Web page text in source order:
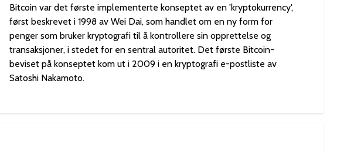
Bitcoin var det første implementerte konseptet av en 'kryptokurrency',
først beskrevet i 1998 av Wei Dai, som handlet om en ny form for
penger som bruker kryptografi til å kontrollere sin opprettelse og
transaksjoner, i stedet for en sentral autoritet. Det første Bitcoin-
beviset på konseptet kom ut i 2009 i en kryptografi e-postliste av
Satoshi Nakamoto.